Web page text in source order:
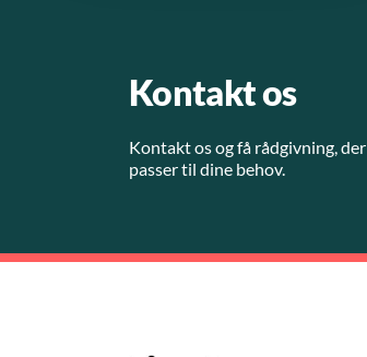
Kontakt os
Kontakt os og få rådgivning, der
passer til dine behov.